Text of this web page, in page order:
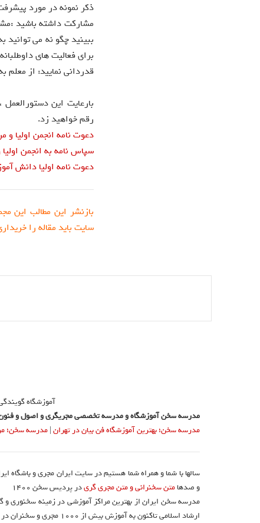
ذکر نمونه در مورد
مشارکت داشته باشید
ببینید چگو نه می
برای فعالیت های
قدردانی نمایید: از معلم
بارعایت این
رقم خواهید زد.
دعوت نامه انجمن اولیا و
سپاس نامه به انجمن اولیا
دعوت نامه اولیا دانش
بازنشر این مطالب این
سایت باید مقاله را
آموزشگاه
مدرسه سخن آموزشگاه و مدرسه تخصصی مجریگری و اصول و
مدرسه سخن؛ بهترین آموزشگاه فن بیان در تهران|مدرسه سخن؛
سالها با شما و همراه شما هستیم در سایت ایران مجری و باشگاه
و صدهامتن سخنرانی و متن مجری گریدر پردیس سخن 1400
مدرسه سخن ایران از بهترین مراکز آموزشی در زمینه سخنوری
ارشاد اسلامی تاکنون به آموزش بیش از ۱۰۰۰ مجری و سخنران در کشور اقدام نموده است.